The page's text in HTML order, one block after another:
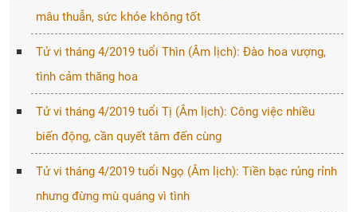
mâu thuẫn, sức khỏe không tốt
Tử vi tháng 4/2019 tuổi Thìn (Âm lịch): Đào hoa vượng,
tình cảm thăng hoa
Tử vi tháng 4/2019 tuổi Tị (Âm lịch): Công việc nhiều
biến động, cần quyết tâm đến cùng
Tử vi tháng 4/2019 tuổi Ngọ (Âm lịch): Tiền bạc rủng rỉnh
nhưng đừng mù quáng vì tình